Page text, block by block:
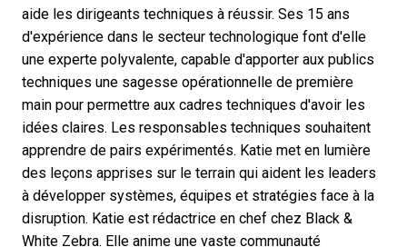
aide les dirigeants techniques à réussir. Ses 15 ans
d'expérience dans le secteur technologique font d'elle
une experte polyvalente, capable d'apporter aux publics
techniques une sagesse opérationnelle de première
main pour permettre aux cadres techniques d'avoir les
idées claires. Les responsables techniques souhaitent
apprendre de pairs expérimentés. Katie met en lumière
des leçons apprises sur le terrain qui aident les leaders
à développer systèmes, équipes et stratégies face à la
disruption. Katie est rédactrice en chef chez Black &
White Zebra. Elle anime une vaste communauté